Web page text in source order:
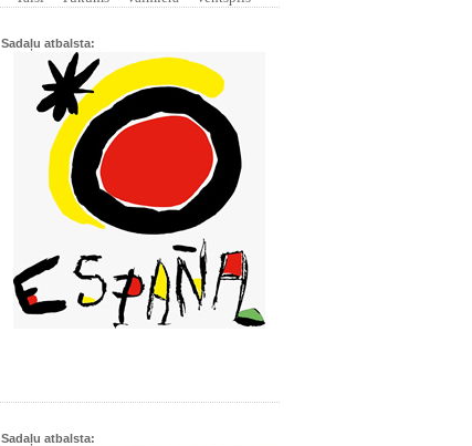
Sadaļu atbalsta:
Sadaļu atbalsta: